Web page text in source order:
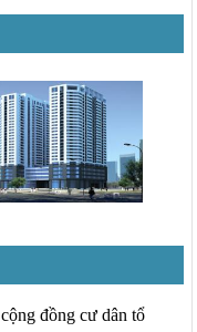
đồng cư dân tổ